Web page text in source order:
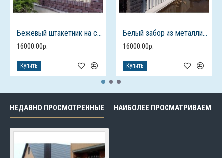
Бежевый штакетник на столбах из кирпича
16000.00р.
Купить
Белый забор из металлического штакетника
16000.00р.
Купить
НЕДАВНО ПРОСМОТРЕННЫЕ НАИБОЛЕЕ ПРОСМАТРИВАЕМЫЕ